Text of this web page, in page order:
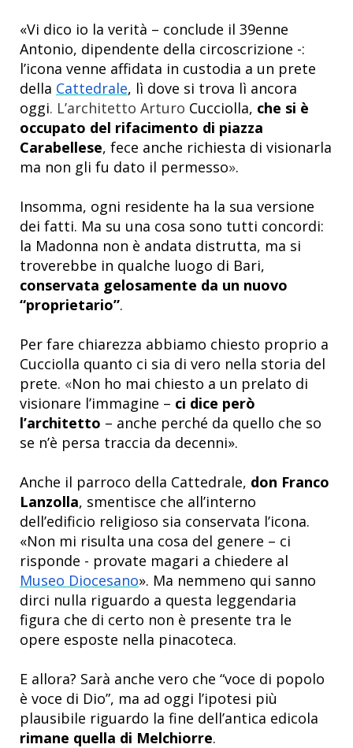
«Vi dico io la verità – conclude il 39enne
Antonio, dipendente della circoscrizione -:
l’icona venne affidata in custodia a un prete
della Cattedrale, lì dove si trova lì ancora
oggi. L’architetto Arturo Cucciolla, che si è
occupato del rifacimento di piazza
Carabellese, fece anche richiesta di visionarla
ma non gli fu dato il permesso».
Insomma, ogni residente ha la sua versione
dei fatti. Ma su una cosa sono tutti concordi:
la Madonna non è andata distrutta, ma si
troverebbe in qualche luogo di Bari,
conservata gelosamente da un nuovo
“proprietario”.
Per fare chiarezza abbiamo chiesto proprio a
Cucciolla quanto ci sia di vero nella storia del
prete. «Non ho mai chiesto a un prelato di
visionare l’immagine – ci dice però
l’architetto – anche perché da quello che so
se n’è persa traccia da decenni».
Anche il parroco della Cattedrale, don Franco
Lanzolla, smentisce che all’interno
dell’edificio religioso sia conservata l’icona.
«Non mi risulta una cosa del genere – ci
risponde - provate magari a chiedere al
Museo Diocesano». Ma nemmeno qui sanno
dirci nulla riguardo a questa leggendaria
figura che di certo non è presente tra le
opere esposte nella pinacoteca.
E allora? Sarà anche vero che “voce di popolo
è voce di Dio”, ma ad oggi l’ipotesi più
plausibile riguardo la fine dell’antica edicola
rimane quella di Melchiorre.